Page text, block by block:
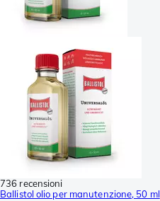
736 recensioni
Ballistol olio per manutenzione, 50 ml